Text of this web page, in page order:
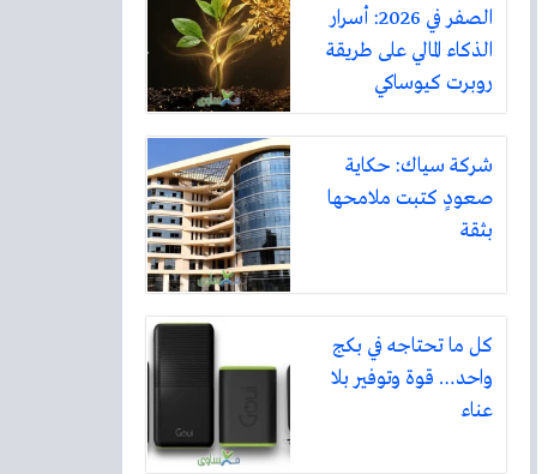
الصفر في 2026: أسرار
الذكاء المالي على طريقة
روبرت كيوساكي
شركة سياك: حكاية
صعودٍ كتبت ملامحها
بثقة
كل ما تحتاجه في بكج
واحد… قوة وتوفير بلا
عناء